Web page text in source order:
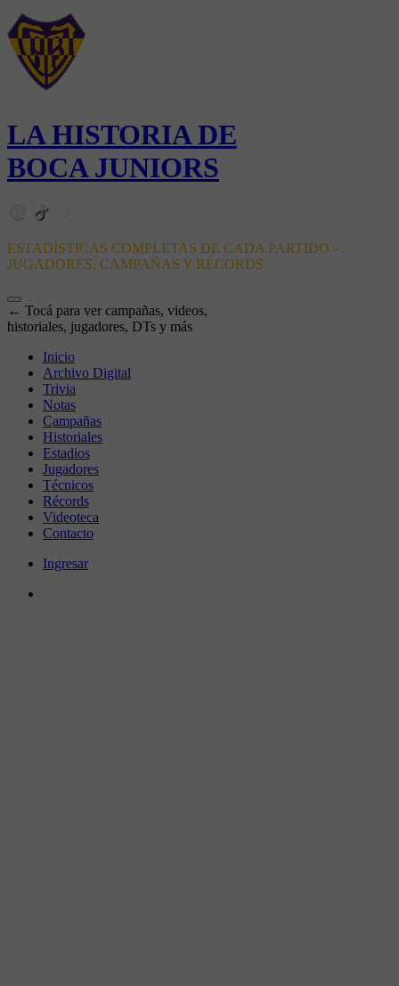
LA HISTORIA DE
BOCA JUNIORS
ESTADÍSTICAS COMPLETAS DE CADA PARTIDO -
JUGADORES, CAMPAÑAS Y RÉCORDS
← Tocá para ver campañas, videos,
historiales, jugadores, DTs y más
Inicio
Archivo Digital
Trivia
Notas
Campañas
Historiales
Estadios
Jugadores
Técnicos
Récords
Videoteca
Contacto
Ingresar